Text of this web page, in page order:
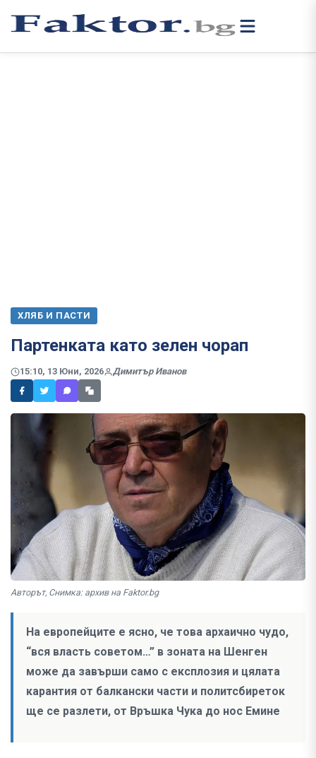
ХЛЯБ И ПАСТИ
Партенката като зелен чорап
15:10, 13 Юни, 2026 Димитър Иванов
Авторът, Снимка: архив на Faktor.bg
На европейците е ясно, че това архаично чудо,
“вся власть советом…” в зоната на Шенген
може да завърши само с експлозия и цялата
карантия от балкански части и политсбиреток
ще се разлети, от Връшка Чука до нос Емине